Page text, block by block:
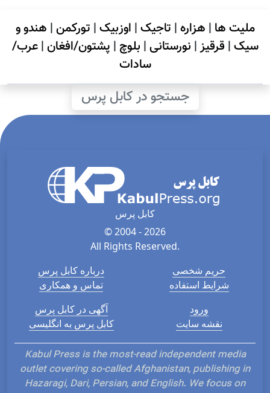
ملیت ها | هزاره| تاجیک| اوزبیک| تورکمن| هندو و
سیک| قرقیز| نورستانی| بلوچ | پشتون/افغان|عرب/
سادات
جستجو در کابل پرس
کابل پرس
© 2004 - 2026
All Rights Reserved.
درباره کابل پرس
تماس و همکاری
حریم شخصی
شرایط استفاده
آگهی در کابل پرس
کابل پرس به انگلیسی
ورود
نقشه سایت
Kabul Press is the most-read independent media
outlet covering so-called Afghanistan, publishing in
Hazaragi, Dari, Persian, and English. We focus on